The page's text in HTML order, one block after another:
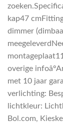
kap47
dimmer
overige
met 10 jaar
verlichting:
lichtkleur:
Bol.com,